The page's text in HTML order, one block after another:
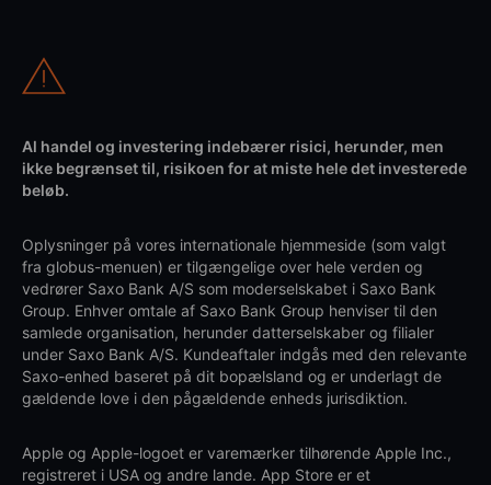
Al handel og investering indebærer risici, herunder, men
ikke begrænset til, risikoen for at miste hele det investerede
beløb.
Oplysninger på vores internationale hjemmeside (som valgt
fra globus-menuen) er tilgængelige over hele verden og
vedrører Saxo Bank A/S som moderselskabet i Saxo Bank
Group. Enhver omtale af Saxo Bank Group henviser til den
samlede organisation, herunder datterselskaber og filialer
under Saxo Bank A/S. Kundeaftaler indgås med den relevante
Saxo-enhed baseret på dit bopælsland og er underlagt de
gældende love i den pågældende enheds jurisdiktion.
Apple og Apple-logoet er varemærker tilhørende Apple Inc.,
registreret i USA og andre lande. App Store er et